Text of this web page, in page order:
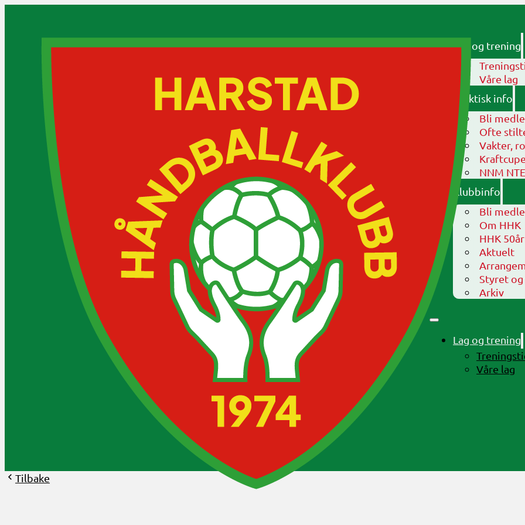
Lag og trening
Våre lag
Praktisk info
Bli
Ofte
Vakter,
NNM
Klubbinfo
Bli
Om HHK
HHK
Aktuelt
Styret
Arkiv
Lag og trening
Våre lag
Tilbake